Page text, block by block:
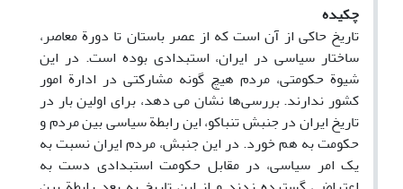
چکیده
تاریخ حاکی از آن است که از عصر باستان تا دورة معاصر،
ساختار سیاسی در ایران، استبدادی بوده است. در این
شیوة حکومتی، مردم هیچ گونه مشارکتی در ادارة امور
کشور ندارند. بررسی‌ها نشان می دهد، برای اولین بار در
تاریخ ایران در جنبش تنباکو، این رابطة سیاسی بین مردم و
حکومت به هم خورد. در این جنبش، مردم ایران نسبت به
یک امر سیاسی، در مقابل حکومت استبدادی دست به